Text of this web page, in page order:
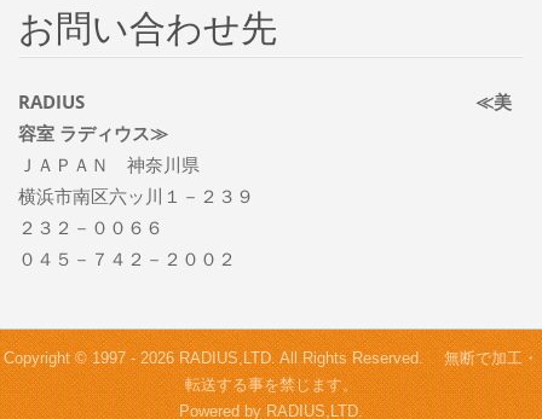
お問い合わせ先
RADIUS ≪美
容室 ラディウス≫
ＪＡＰＡＮ 神奈川県
横浜市南区六ッ川１－２３９
２３２－００６６
０４５－７４２－２００２
Copyright © 1997 - 2026 RADIUS,LTD. All Rights Reserved. 無断で加工・
転送する事を禁じます。
Powered by RADIUS,LTD.